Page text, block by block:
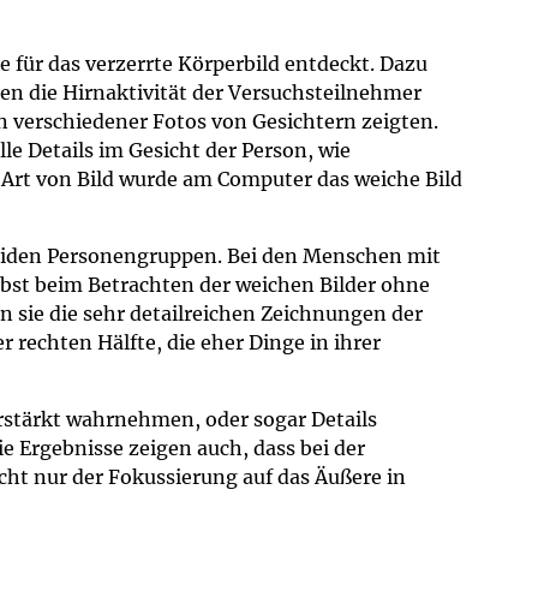
für das verzerrte Körperbild entdeckt. Dazu
die Hirnaktivität der Versuchsteilnehmer
Fotos von Gesichtern zeigten.
Details im Gesicht der Person, wie
von Bild wurde am Computer das weiche Bild
Personengruppen. Bei den Menschen mit
beim Betrachten der weichen Bilder ohne
sie die sehr detailreichen Zeichnungen der
rechten Hälfte, die eher Dinge in ihrer
wahrnehmen, oder sogar Details
zeigen auch, dass bei der
nur der Fokussierung auf das Äußere in